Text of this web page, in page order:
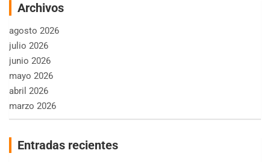
Archivos
agosto 2026
julio 2026
junio 2026
mayo 2026
abril 2026
marzo 2026
Entradas recientes